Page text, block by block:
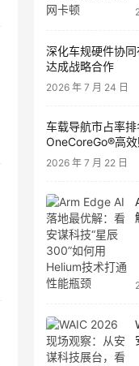
深化车规硬件协
达成战略合作
2026 年 7 月 24 日
车载导航市占率
OneCoreGo®高
2026 年 7 月 22 日